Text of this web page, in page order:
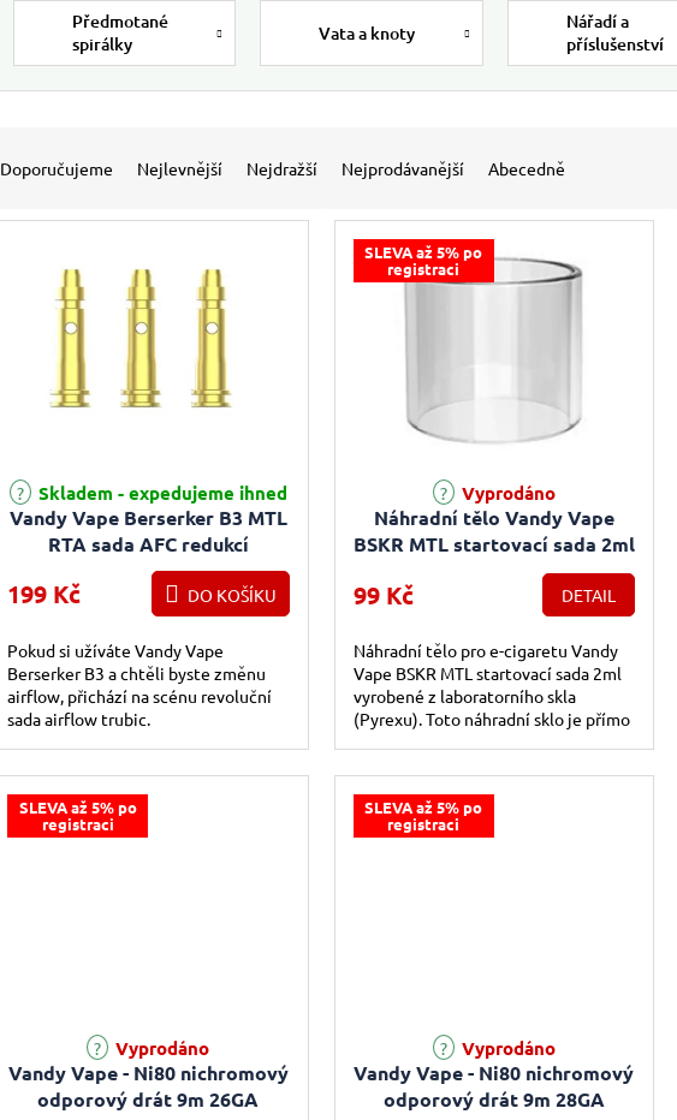
Předmotané
spirálky
Vata a knoty
Nářadí a
příslušenství
Doporučujeme Nejlevnější Nejdražší Nejprodávanější Abecedně
Vandy Vape Berserker B3 MTL
RTA sada AFC redukcí
Skladem - expedujeme ihned
199 Kč DO KOŠÍKU
Pokud si užíváte Vandy Vape
Berserker B3 a chtěli byste změnu
airflow, přichází na scénu revoluční
sada airflow trubic.
SLEVA až 5% po
registraci
Náhradní tělo Vandy Vape
BSKR MTL startovací sada 2ml
Vyprodáno
99 Kč DETAIL
Náhradní tělo pro e-cigaretu Vandy
Vape BSKR MTL startovací sada 2ml
vyrobené z laboratorního skla
(Pyrexu). Toto náhradní sklo je přímo
SLEVA až 5% po
registraci
Vandy Vape - Ni80 nichromový
odporový drát 9m 26GA
Vyprodáno
SLEVA až 5% po
registraci
Vandy Vape - Ni80 nichromový
odporový drát 9m 28GA
Vyprodáno